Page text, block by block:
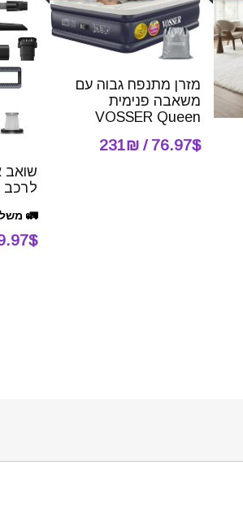
מזרן מתנפח גבוה עם
משאבה פנימית
VOSSER Queen
76.97$ / 231₪
שואב
לרכב Fanttik V8 Mate
🚛
/ 150₪